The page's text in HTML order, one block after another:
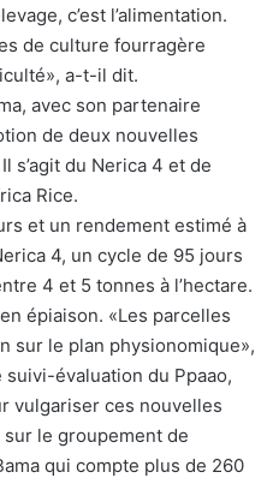
c’est l’alimentation.
de culture fourragère
a-t-il dit.
avec son partenaire
de deux nouvelles
s’agit du Nerica 4 et de
Rice.
et un rendement estimé à
4, un cycle de 95 jours
4 et 5 tonnes à l’hectare.
épiaison. «Les parcelles
sur le plan physionomique»,
suivi-évaluation du Ppaao,
vulgariser ces nouvelles
sur le groupement de
qui compte plus de 260